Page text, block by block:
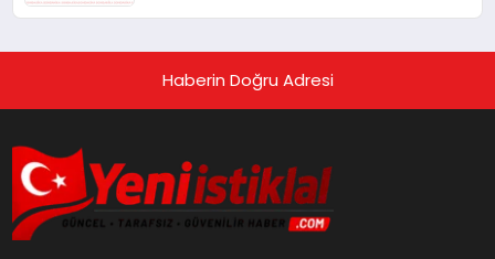
Haberin Doğru Adresi